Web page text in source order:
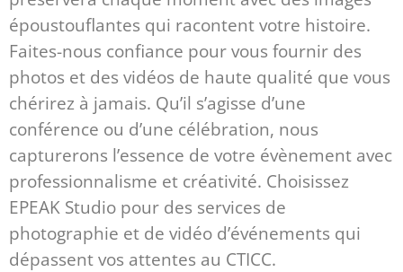
époustouflantes qui racontent votre histoire.
Faites-nous confiance pour vous fournir des
photos et des vidéos de haute qualité que vous
chérirez à jamais. Qu’il s’agisse d’une
conférence ou d’une célébration, nous
capturerons l’essence de votre évènement avec
professionnalisme et créativité. Choisissez
EPEAK Studio pour des services de
photographie et de vidéo d’événements qui
dépassent vos attentes au CTICC.